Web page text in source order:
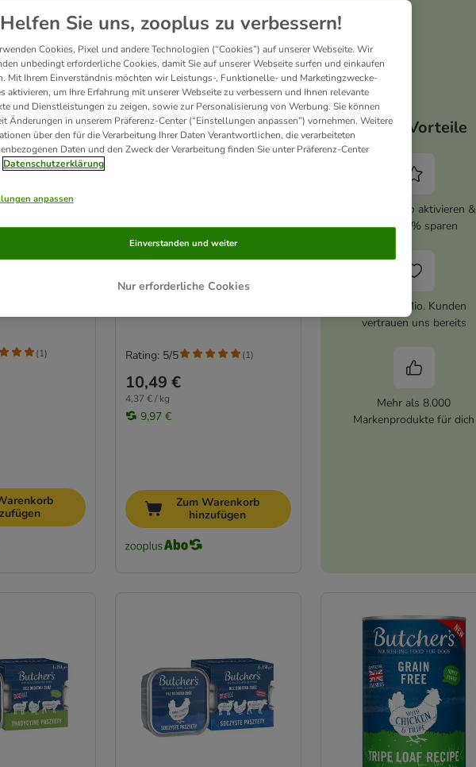
für
g
in Soße)
(1)
Butcher's Original's
Getreidefrei für Hunde 6 x
Mixpaket (3 Sorten in Soße)
10,49 €
4,37 € / kg
9,97 €
Rating: 5/5 (1)
Zum Warenkorb
hinzufügen
Deine Vorteile
zooplus Abo aktivieren &
immer 5% sparen
Über 10 Mio. Kunden
vertrauen uns bereits
Mehr als 8.000
Markenprodukte für dich
Helfen Sie uns, zooplus zu verbessern!
Cookies, Pixel und andere Technologien (“Cookies”) auf unserer Webseite. Wir
unbedingt erforderliche Cookies, damit Sie auf unserer Webseite surfen und einkaufen
Mit Ihrem Einverständnis möchten wir Leistungs-, Funktionelle- und Marketingzwecke-
aktivieren, um Ihre Erfahrung mit unserer Webseite zu verbessern und Ihnen relevante
und Dienstleistungen zu zeigen, sowie zur Personalisierung von Werbung. Sie können
Änderungen in unserem Präferenz-Center (“Einstellungen anpassen”) vornehmen. Weitere
über den für die Verarbeitung Ihrer Daten Verantwortlichen, die verarbeiteten
Daten und den Zweck der Verarbeitung finden Sie unter Präferenz-Center
Datenschutzerklärung
anpassen
Nur erforderliche Cookies
Einverstanden und weiter